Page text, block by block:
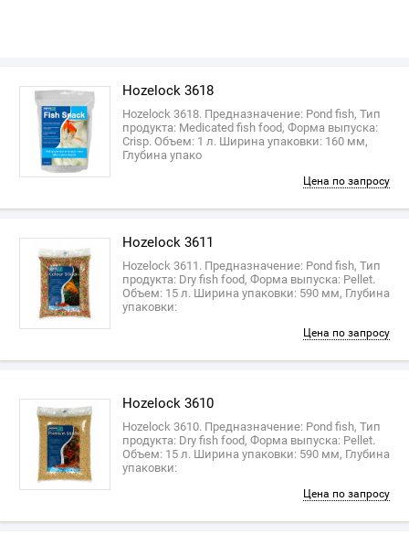
Hozelock 3618
Hozelock 3618. Предназначение: Pond fish, Тип
продукта: Medicated fish food, Форма выпуска:
Crisp. Объем: 1 л. Ширина упаковки: 160 мм,
Глубина упако
Цена по запросу
Hozelock 3611
Hozelock 3611. Предназначение: Pond fish, Тип
продукта: Dry fish food, Форма выпуска: Pellet.
Объем: 15 л. Ширина упаковки: 590 мм, Глубина
упаковки:
Цена по запросу
Hozelock 3610
Hozelock 3610. Предназначение: Pond fish, Тип
продукта: Dry fish food, Форма выпуска: Pellet.
Объем: 15 л. Ширина упаковки: 590 мм, Глубина
упаковки:
Цена по запросу